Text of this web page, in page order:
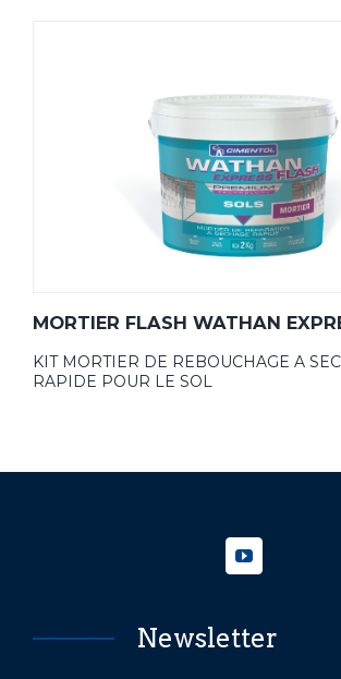
MORTIER FLASH WATHAN
KIT MORTIER DE REBOUCHAGE A
RAPIDE POUR LE SOL
Newsletter